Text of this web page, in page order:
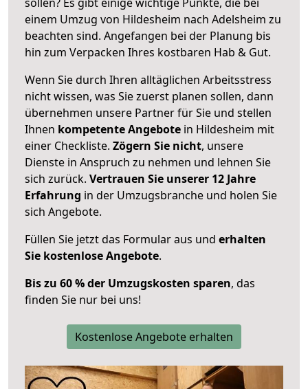
einem Umzug von Hildesheim nach Adelsheim zu
beachten sind. Angefangen bei der Planung bis
hin zum Verpacken Ihres kostbaren Hab & Gut.
Wenn Sie durch Ihren alltäglichen Arbeitsstress
nicht wissen, was Sie zuerst planen sollen, dann
übernehmen unsere Partner für Sie und stellen
Ihnen kompetente Angebote in Hildesheim mit
einer Checkliste. Zögern Sie nicht, unsere
Dienste in Anspruch zu nehmen und lehnen Sie
sich zurück. Vertrauen Sie unserer 12 Jahre
Erfahrung in der Umzugsbranche und holen Sie
sich Angebote.
Füllen Sie jetzt das Formular aus und erhalten
Sie kostenlose Angebote.
Bis zu 60 % der Umzugskosten sparen, das
finden Sie nur bei uns!
Kostenlose Angebote erhalten